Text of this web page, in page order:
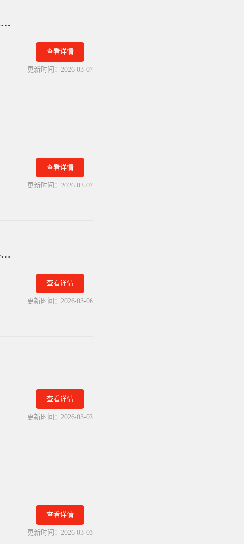
深圳整层公寓出售丨福田区深南大道首排岗厦地铁口2452平
查看详情
更新时间： 2026-03-07
查看详情
更新时间： 2026-03-07
深圳独栋酒店物业出售丨罗湖区深南大道边商业楼55477平
查看详情
更新时间： 2026-03-06
查看详情
更新时间： 2026-03-03
查看详情
更新时间： 2026-03-03